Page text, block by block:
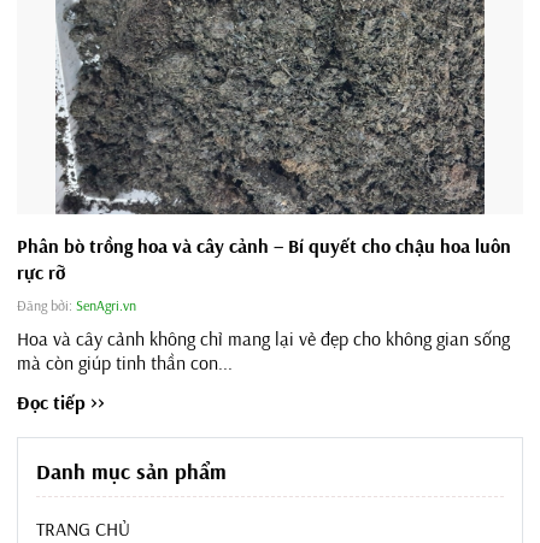
Phân bò trồng hoa và cây cảnh – Bí quyết cho chậu hoa luôn
rực rỡ
Đăng bởi: SenAgri.vn
Hoa và cây cảnh không chỉ mang lại vẻ đẹp cho không gian sống
mà còn giúp tinh thần con...
Đọc tiếp >>
Danh mục sản phẩm
TRANG CHỦ